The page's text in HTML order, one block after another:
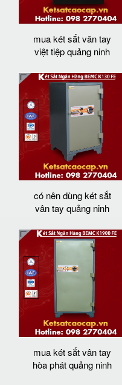
mua két sắt vân tay
việt tiệp quảng ninh
có nên dùng két sắt
vân tay quảng ninh
mua két sắt vân tay
hòa phát quảng ninh